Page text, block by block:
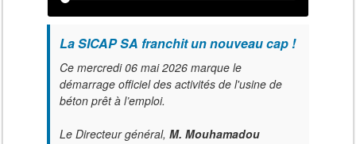
La SICAP SA franchit un nouveau cap !
Ce mercredi 06 mai 2026 marque le
démarrage officiel des activités de l'usine de
béton prêt à l’emploi.
Le Directeur général, M. Mouhamadou